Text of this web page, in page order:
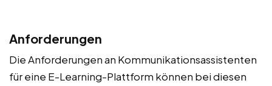
Anforderungen
Die Anforderungen an Kommunikationsassistenten
für eine E-Learning-Plattform können bei diesen